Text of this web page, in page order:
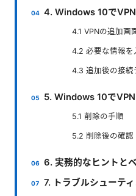
4. Windows 10で
4.1 VPNの追加画
4.2 必要な情報を
4.3 追加後の接続
5. Windows 10で
5.1 削除の手順
5.2 削除後の確認
6. 実務的なヒントと
7. トラブルシューテ